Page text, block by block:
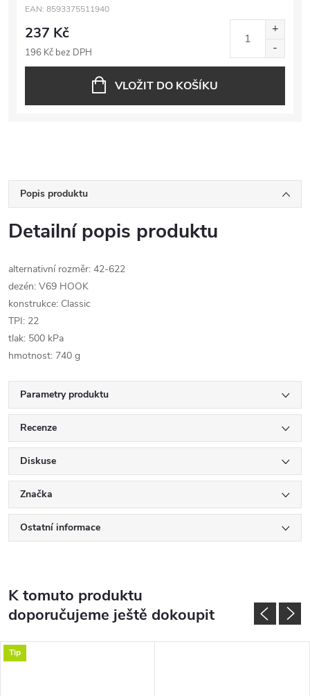
EAN: 8593375511940
237 Kč
196 Kč bez DPH
VLOŽIT DO KOŠÍKU
Popis produktu
Detailní popis produktu
alternativní rozměr: 42-622
dezén: V69 HOOK
konstrukce: Classic
TPI: 22
tlak: 500 kPa
hmotnost: 740 g
Parametry produktu
Recenze
Diskuse
Značka
Ostatní informace
K tomuto produktu
doporučujeme ještě dokoupit
Tip